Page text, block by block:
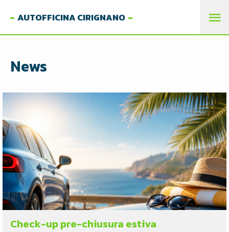
AUTOFFICINA CIRIGNANO
News
Check-up pre-chiusura estiva